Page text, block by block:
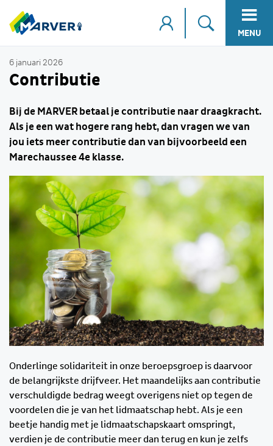
MENU
6 januari 2026
Contributie
Bij de MARVER betaal je contributie naar draagkracht.
Als je een wat hogere rang hebt, dan vragen we van
jou iets meer contributie dan van bijvoorbeeld een
Marechaussee 4e klasse.
Onderlinge solidariteit in onze beroepsgroep is daarvoor
de belangrijkste drijfveer. Het maandelijks aan contributie
verschuldigde bedrag weegt overigens niet op tegen de
voordelen die je van het lidmaatschap hebt. Als je een
beetje handig met je lidmaatschapskaart omspringt,
verdien je de contributie meer dan terug en kun je zelfs